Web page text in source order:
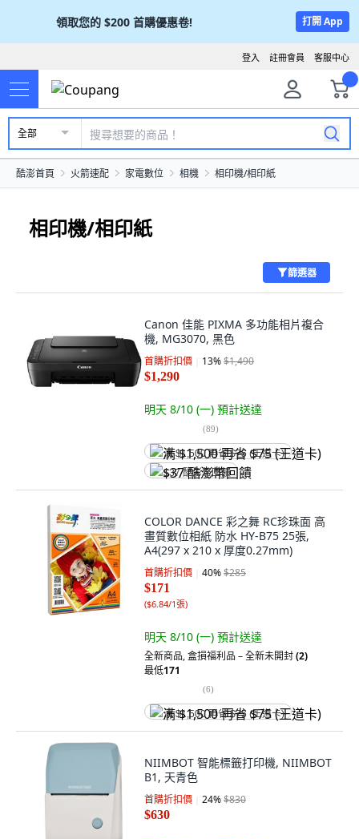
領取您的 $200 首購優惠卷! 打開 App
客服中心
註冊會員
登入
全部
酷澎首頁 火箭速配 家電數位 相機 相印機/相印紙
相印機/相印紙
篩選器
Canon 佳能 PIXMA 多功能相片複合
機, MG3070, 黑色
首購折扣價 13%$1,490
$1,290
明天 8/10 (一) 預計送達
(89)
满 $1,500 再省 $75 (王道卡)
$37 酷澎幣回饋
COLOR DANCE 彩之舞 RC珍珠面 高
畫質數位相紙 防水 HY-B75 25張,
A4(297 x 210 x 厚度0.27mm)
首購折扣價 40%$285
$171
($6.84/1張)
明天 8/10 (一) 預計送達
全新商品,盒損福利品 – 全新未開封(2)
最低171
(6)
满 $1,500 再省 $75 (王道卡)
NIIMBOT 智能標籤打印機, NIIMBOT
B1, 天青色
首購折扣價 24%$830
$630